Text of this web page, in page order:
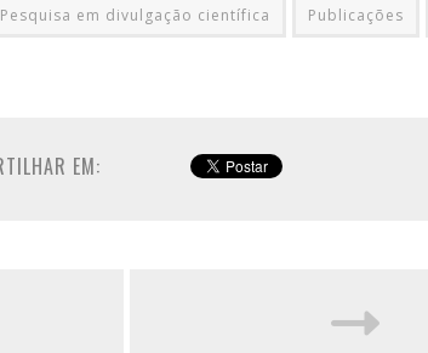
Pesquisa em divulgação científica Publicações
EM: